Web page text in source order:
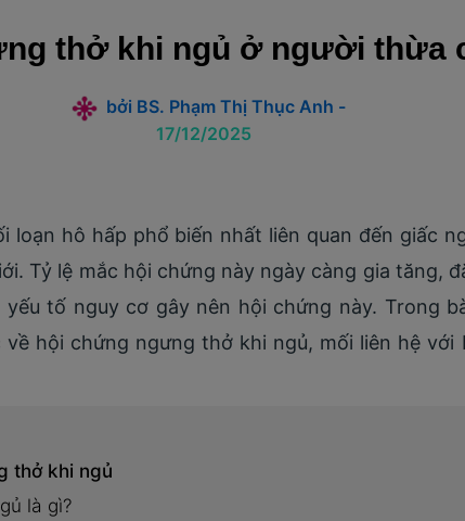
thở khi ngủ ở người thừa
bởi BS. Phạm Thị Thục Anh -
17/12/2025
loạn hô hấp phổ biến nhất liên quan đến giấc
Tỷ lệ mắc hội chứng này ngày càng gia tăng,
tố nguy cơ gây nên hội chứng này. Trong
hội chứng ngưng thở khi ngủ, mối liên hệ với
thở khi ngủ
là gì?